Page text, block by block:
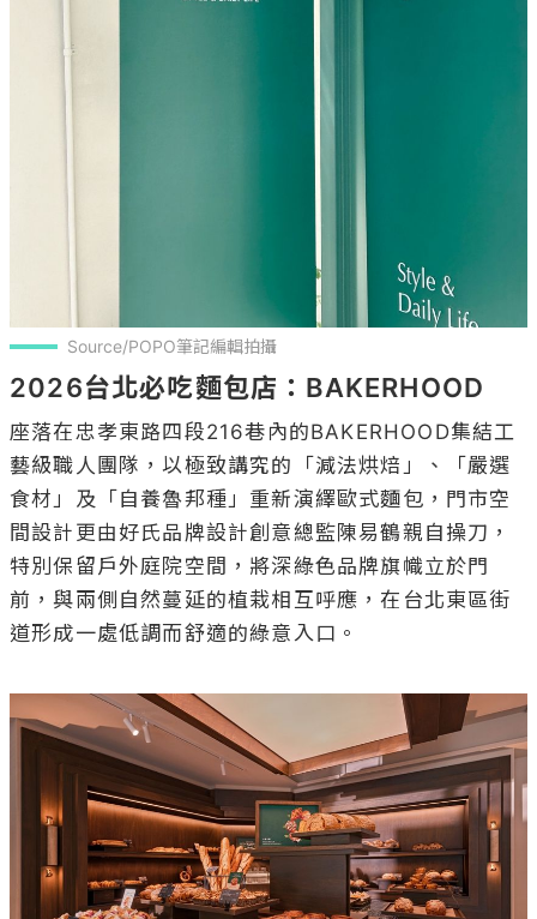
Source/POPO筆記編輯拍攝
2026台北必吃麵包店：BAKERHOOD
座落在忠孝東路四段216巷內的BAKERHOOD集結工
藝級職人團隊，以極致講究的「減法烘焙」、「嚴選
食材」及「自養魯邦種」重新演繹歐式麵包，門市空
間設計更由好氏品牌設計創意總監陳易鶴親自操刀，
特別保留戶外庭院空間，將深綠色品牌旗幟立於門
前，與兩側自然蔓延的植栽相互呼應，在台北東區街
道形成一處低調而舒適的綠意入口。